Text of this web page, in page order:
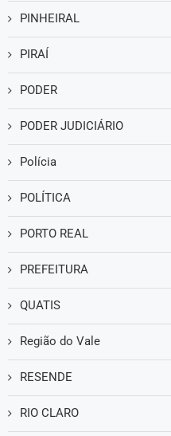
PINHEIRAL
PIRAÍ
PODER
PODER JUDICIÁRIO
Polícia
POLÍTICA
PORTO REAL
PREFEITURA
QUATIS
Região do Vale
RESENDE
RIO CLARO